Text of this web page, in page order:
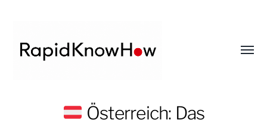
RapidKnowHowÖsterreich: Das